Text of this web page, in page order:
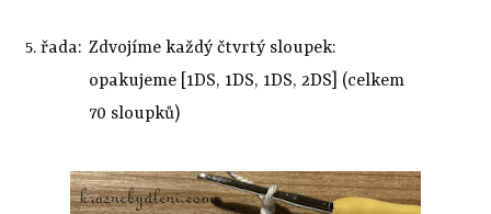
5. řada: Zdvojíme každý čtvrtý sloupek:
opakujeme [ 1DS, 1DS, 1DS, 2DS
(celkem
70 sloupků)